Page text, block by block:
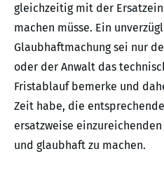
gleichzeitig mit der
machen müsse. Ein
Glaubhaftmachung sei nur
oder der Anwalt das
Fristablauf bemerke und
Zeit habe, die
ersatzweise
und glaubhaft zu machen.